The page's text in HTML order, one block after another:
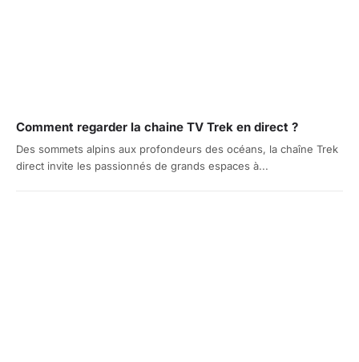
Comment regarder la chaine TV Trek en direct ?
Des sommets alpins aux profondeurs des océans, la chaîne Trek
direct invite les passionnés de grands espaces à...